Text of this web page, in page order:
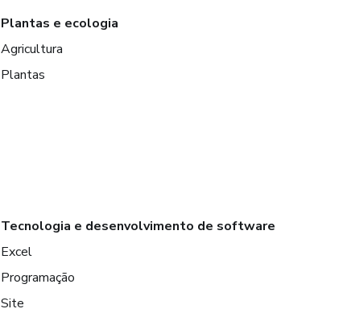
Plantas e ecologia
Agricultura
Plantas
Tecnologia e desenvolvimento de software
Excel
Programação
Site